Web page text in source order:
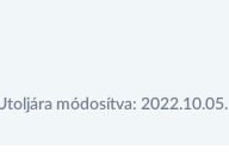
módosítva: 2022.10.05.